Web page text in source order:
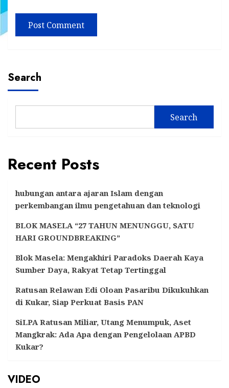
Search
Search
Recent Posts
hubungan antara ajaran Islam dengan
perkembangan ilmu pengetahuan dan teknologi
BLOK MASELA “27 TAHUN MENUNGGU, SATU
HARI GROUNDBREAKING”
Blok Masela: Mengakhiri Paradoks Daerah Kaya
Sumber Daya, Rakyat Tetap Tertinggal
Ratusan Relawan Edi Oloan Pasaribu Dikukuhkan
di Kukar, Siap Perkuat Basis PAN
SiLPA Ratusan Miliar, Utang Menumpuk, Aset
Mangkrak: Ada Apa dengan Pengelolaan APBD
Kukar?
VIDEO